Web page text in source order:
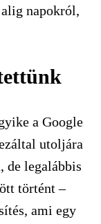
napokról,
a Google
utoljára
de legalábbis
történt –
ami egy